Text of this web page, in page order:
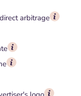
arbitrage